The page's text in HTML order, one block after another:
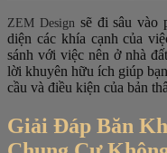
ZEM Design sẽ đi sâu vào
diện các khía cạnh của
sánh với việc nên ở nhà
lời khuyên hữu ích giúp
cầu và điều kiện của bản
Giải Đáp Băn